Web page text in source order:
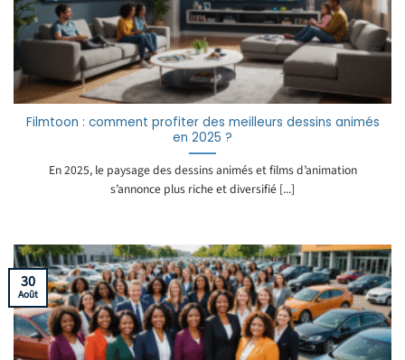
Filmtoon : comment profiter des meilleurs dessins animés
en 2025 ?
En 2025, le paysage des dessins animés et films d’animation
s’annonce plus riche et diversifié [...]
30
Août